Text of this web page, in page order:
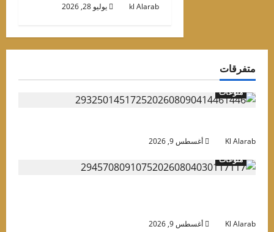
kl Alarab يوليو 28, 2026
متفرقات
منوعات
Kl Alarab
أغسطس 9, 2026
منوعات
Kl Alarab أغسطس 9, 2026